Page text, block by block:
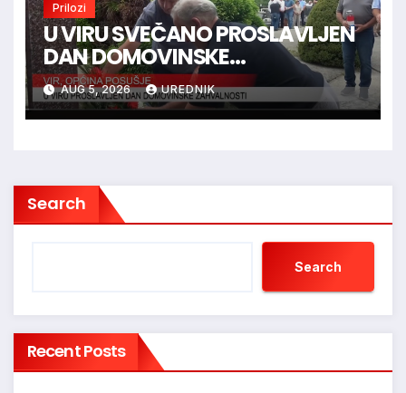
Prilozi
U VIRU SVEČANO PROSLAVLJEN
DAN DOMOVINSKE
ZAHVALNOSTI
AUG 5, 2026 UREDNIK
Search
Search
Recent Posts